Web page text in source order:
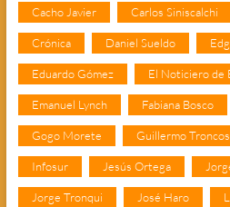
Cacho Javier Carlos Siniscalchi
Crónica Daniel Sueldo
Eduardo Gómez El Noticiero de
Emanuel Lynch Fabiana Bosco
Gogo Morete Guillermo
Infosur Jesús Ortega
Jorge Tronqui José Haro